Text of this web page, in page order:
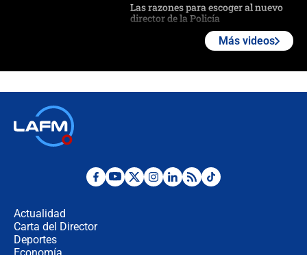
Las razones para escoger al nuevo
director de la Policía
"No hubo fraude ni posibilidad de
Más videos
Actualidad
Carta del Director
Deportes